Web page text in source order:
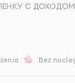
Bez